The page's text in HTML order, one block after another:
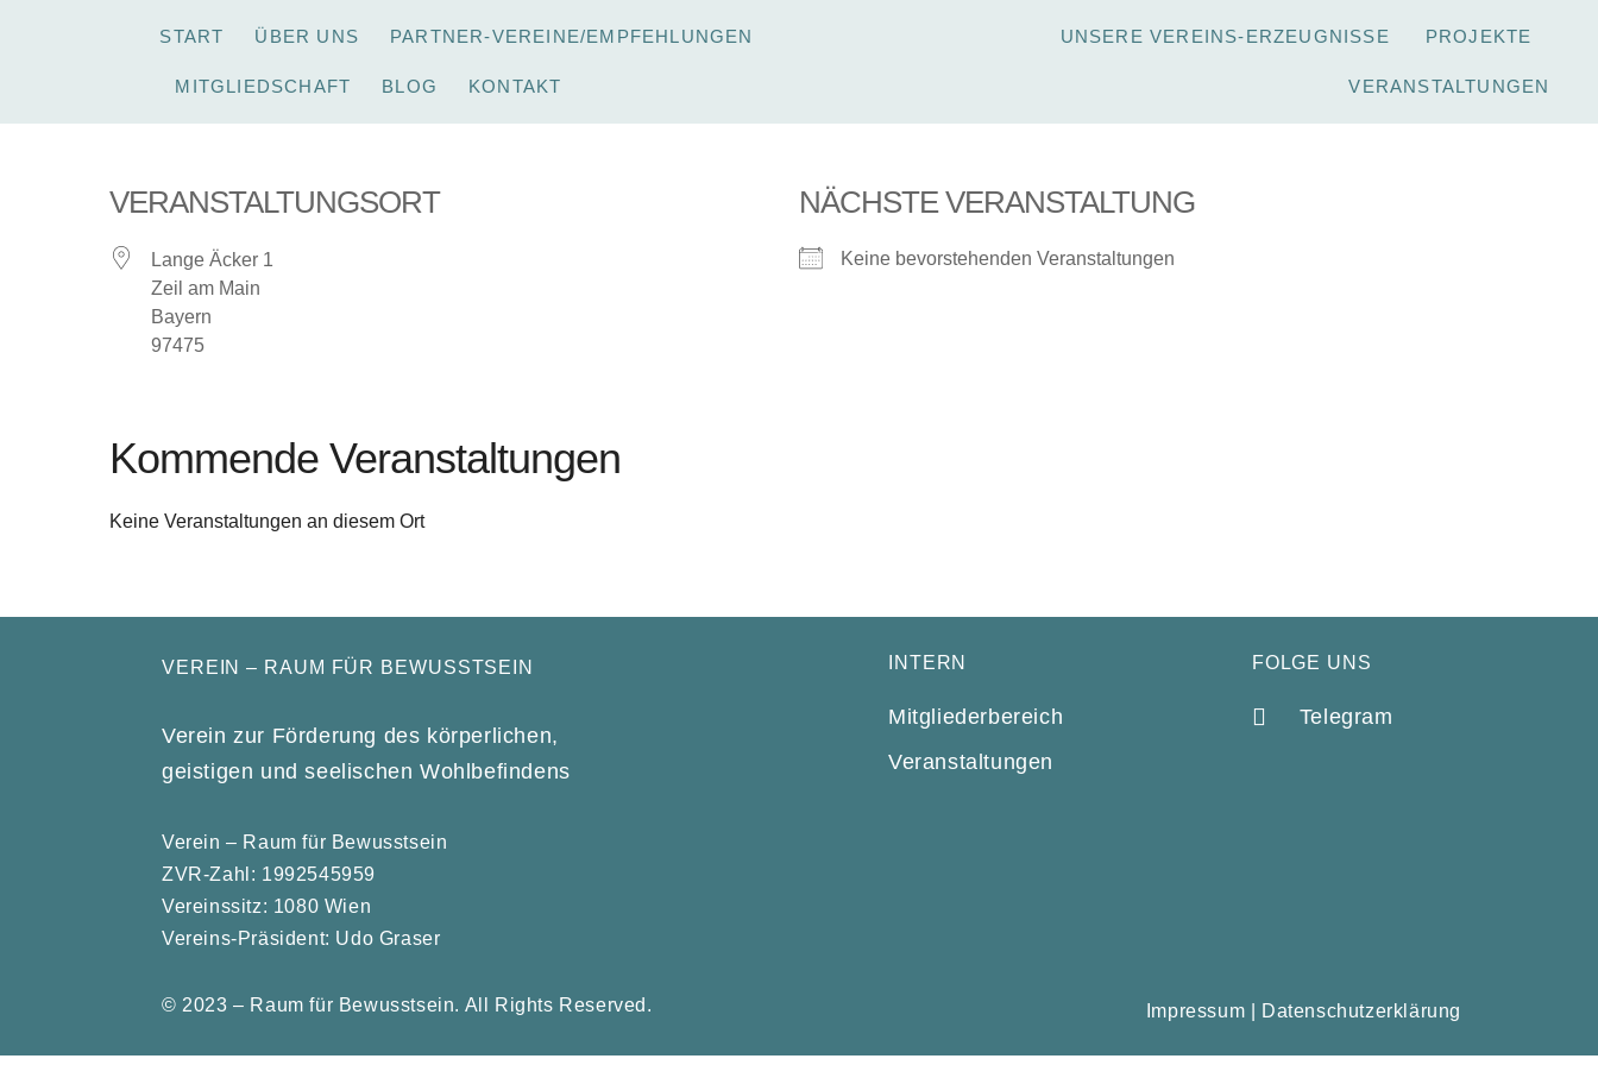
START ÜBER UNS PARTNER-VEREINE/EMPFEHLUNGEN
MITGLIEDSCHAFT BLOG KONTAKT
UNSERE VEREINS-ERZEUGNISSE PROJEKTE
VERANSTALTUNGEN
VERANSTALTUNGSORT
Lange Äcker 1
Zeil am Main
Bayern
97475
NÄCHSTE VERANSTALTUNG
Keine bevorstehenden Veranstaltungen
Kommende Veranstaltungen
Keine Veranstaltungen an diesem Ort
VEREIN – RAUM FÜR BEWUSSTSEIN
Verein zur Förderung des körperlichen,
geistigen und seelischen Wohlbefindens
Verein – Raum für Bewusstsein
ZVR-Zahl: 1992545959
Vereinssitz: 1080 Wien
Vereins-Präsident: Udo Graser
INTERN
Mitgliederbereich
Veranstaltungen
FOLGE UNS
Telegram
© 2023 – Raum für Bewusstsein. All Rights Reserved. Impressum Datenschutzerklärung